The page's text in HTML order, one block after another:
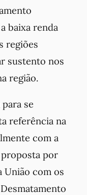
baixa renda
regiões
sustento nos
região.
se
referência na
com a
por
União com os